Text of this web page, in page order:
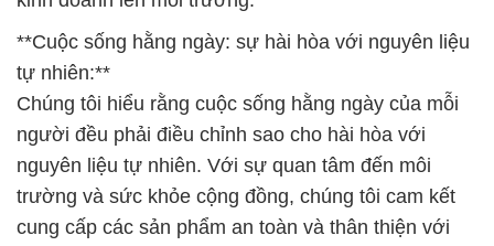
**Cuộc sống hằng ngày: sự hài hòa với nguyên liệu
tự nhiên:**
Chúng tôi hiểu rằng cuộc sống hằng ngày của mỗi
người đều phải điều chỉnh sao cho hài hòa với
nguyên liệu tự nhiên. Với sự quan tâm đến môi
trường và sức khỏe cộng đồng, chúng tôi cam kết
cung cấp các sản phẩm an toàn và thân thiện với